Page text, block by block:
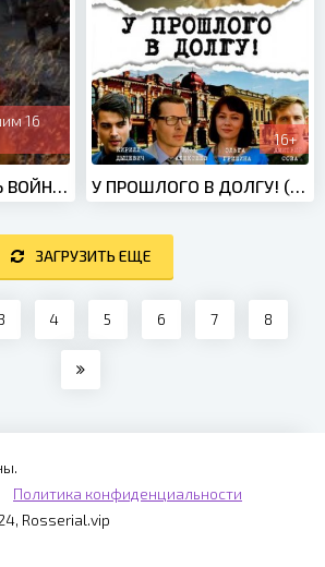
16
ПОСЛЕДНИЙ ДЕНЬ ВОЙНЫ (2020)
16+
У ПРОШЛОГО В ДОЛГУ! (2018)
ЗАГРУЗИТЬ ЕЩЕ
4 5 6 7 8
Политика конфиденциальности
Rosserial.vip